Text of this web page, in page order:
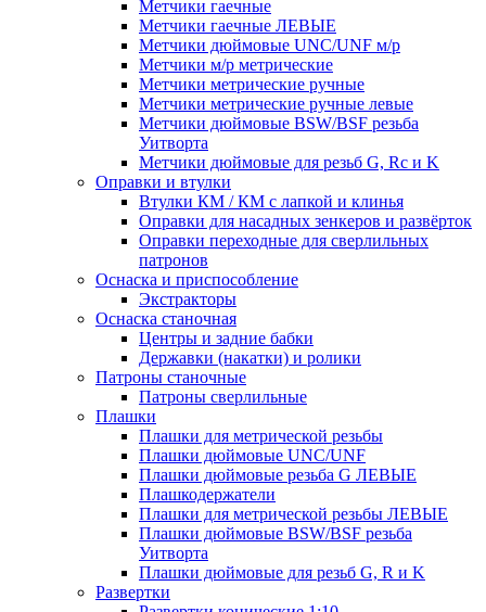
Метчики гаечные
Метчики гаечные ЛЕВЫЕ
Метчики дюймовые UNC/UNF м/р
Метчики м/р метрические
Метчики метрические ручные
Метчики метрические ручные левые
Метчики дюймовые BSW/BSF резьба
Уитворта
Метчики дюймовые для резьб G, Rc и K
Оправки и втулки
Втулки КМ / КМ с лапкой и клинья
Оправки для насадных зенкеров и развёрток
Оправки переходные для сверлильных
патронов
Оснаска и приспособление
Экстракторы
Оснаска станочная
Центры и задние бабки
Державки (накатки) и ролики
Патроны станочные
Патроны сверлильные
Плашки
Плашки для метрической резьбы
Плашки дюймовые UNC/UNF
Плашки дюймовые резьба G ЛЕВЫЕ
Плашкодержатели
Плашки для метрической резьбы ЛЕВЫЕ
Плашки дюймовые BSW/BSF резьба
Уитворта
Плашки дюймовые для резьб G, R и K
Развертки